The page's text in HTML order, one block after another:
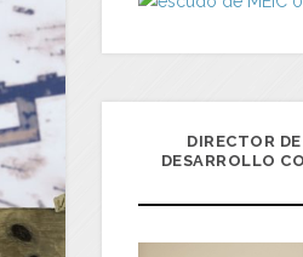
DIRECTOR
DESARROLLO